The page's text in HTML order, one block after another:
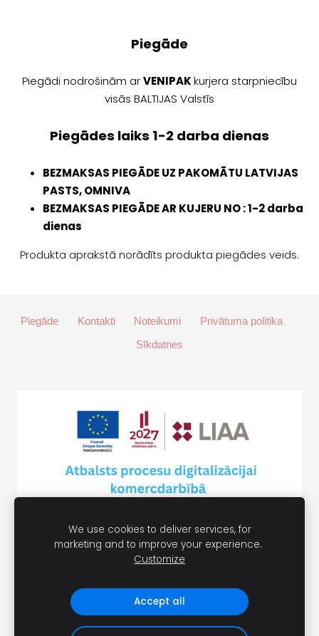
Piegāde
Piegādi nodrošinām arVENIPAKkurjera starpniecību
visās BALTIJAS Valstīs
Piegādes laiks 1-2 darba dienas
BEZMAKSAS PIEGĀDEUZ PAKOMĀTU LATVIJAS
PASTS, OMNIVA
BEZMAKSAS PIEGĀDE AR KUJERU NO : 1-2 darba
dienas
Produkta aprakstā norādīts produkta piegādes veids.
Piegāde Kontakti Noteikumi
Privātuma politika
Sīkdatnes
We use cookies to deliver services, for
marketing and to improve your experience.
Customize
Accept all